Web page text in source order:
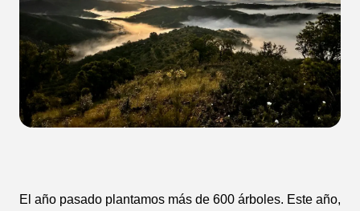
El año pasado plantamos más de 600 árboles. Este año,